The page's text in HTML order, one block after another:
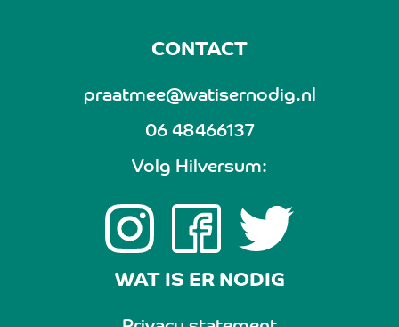
CONTACT
praatmee@watisernodig.nl
06 48466137
Volg Hilversum:
WAT IS ER NODIG